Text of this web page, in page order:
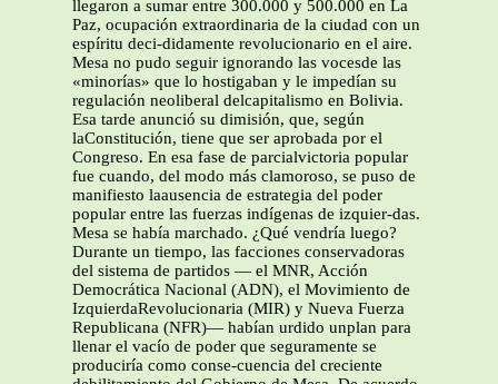
llegaron a sumar entre 300.000 y 500.000 en La
Paz, ocupación extraordinaria de la ciudad con un
espíritu deci-didamente revolucionario en el aire.
Mesa no pudo seguir ignorando las vocesde las
«minorías» que lo hostigaban y le impedían su
regulación neoliberal delcapitalismo en Bolivia.
Esa tarde anunció su dimisión, que, según
laConstitución, tiene que ser aprobada por el
Congreso. En esa fase de parcialvictoria popular
fue cuando, del modo más clamoroso, se puso de
manifiesto laausencia de estrategia del poder
popular entre las fuerzas indígenas de izquier-das.
Mesa se había marchado. ¿Qué vendría luego?
Durante un tiempo, las facciones conservadoras
del sistema de partidos — el MNR, Acción
Democrática Nacional (ADN), el Movimiento de
IzquierdaRevolucionaria (MIR) y Nueva Fuerza
Republicana (NFR)— habían urdido unplan para
llenar el vacío de poder que seguramente se
produciría como conse-cuencia del creciente